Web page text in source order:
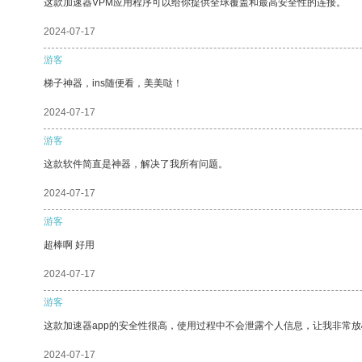
这款加速器VPM应用程序可以给你提供全球覆盖和最高安全性的连接。
2024-07-17
游客
梯子神器，ins随便看，美美哒！
2024-07-17
游客
这款软件简直是神器，解决了我所有问题。
2024-07-17
游客
超棒啊 好用
2024-07-17
游客
这款加速器app的安全性很高，使用过程中不会泄露个人信息，让我非常
2024-07-17